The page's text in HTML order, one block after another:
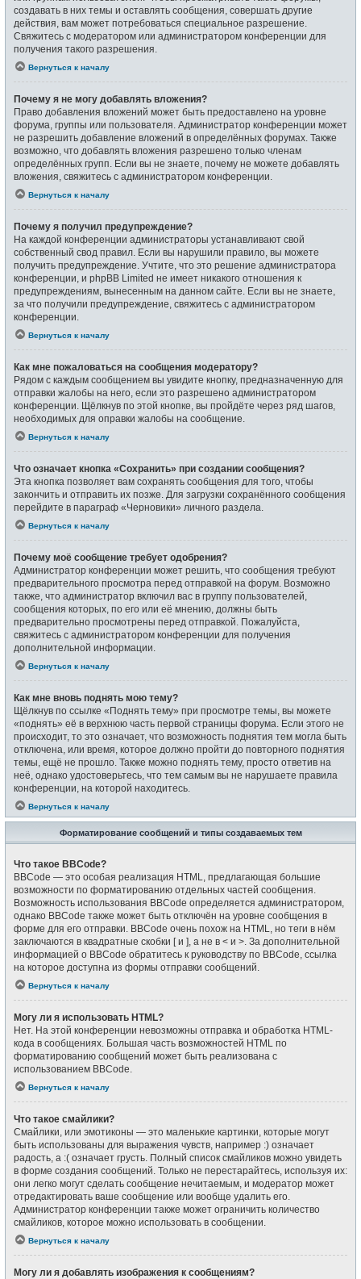
создавать в них темы и оставлять сообщения, совершать другие
действия, вам может потребоваться специальное разрешение.
Свяжитесь с модератором или администратором конференции для
получения такого разрешения.
Вернуться к началу
Почему я не могу добавлять вложения?
Право добавления вложений может быть предоставлено на уровне
форума, группы или пользователя. Администратор конференции может
не разрешить добавление вложений в определённых форумах. Также
возможно, что добавлять вложения разрешено только членам
определённых групп. Если вы не знаете, почему не можете добавлять
вложения, свяжитесь с администратором конференции.
Вернуться к началу
Почему я получил предупреждение?
На каждой конференции администраторы устанавливают свой
собственный свод правил. Если вы нарушили правило, вы можете
получить предупреждение. Учтите, что это решение администратора
конференции, и phpBB Limited не имеет никакого отношения к
предупреждениям, вынесенным на данном сайте. Если вы не знаете,
за что получили предупреждение, свяжитесь с администратором
конференции.
Вернуться к началу
Как мне пожаловаться на сообщения модератору?
Рядом с каждым сообщением вы увидите кнопку, предназначенную для
отправки жалобы на него, если это разрешено администратором
конференции. Щёлкнув по этой кнопке, вы пройдёте через ряд шагов,
необходимых для оправки жалобы на сообщение.
Вернуться к началу
Что означает кнопка «Сохранить» при создании сообщения?
Эта кнопка позволяет вам сохранять сообщения для того, чтобы
закончить и отправить их позже. Для загрузки сохранённого сообщения
перейдите в параграф «Черновики» личного раздела.
Вернуться к началу
Почему моё сообщение требует одобрения?
Администратор конференции может решить, что сообщения требуют
предварительного просмотра перед отправкой на форум. Возможно
также, что администратор включил вас в группу пользователей,
сообщения которых, по его или её мнению, должны быть
предварительно просмотрены перед отправкой. Пожалуйста,
свяжитесь с администратором конференции для получения
дополнительной информации.
Вернуться к началу
Как мне вновь поднять мою тему?
Щёлкнув по ссылке «Поднять тему» при просмотре темы, вы можете
«поднять» её в верхнюю часть первой страницы форума. Если этого не
происходит, то это означает, что возможность поднятия тем могла быть
отключена, или время, которое должно пройти до повторного поднятия
темы, ещё не прошло. Также можно поднять тему, просто ответив на
неё, однако удостоверьтесь, что тем самым вы не нарушаете правила
конференции, на которой находитесь.
Вернуться к началу
Форматирование сообщений и типы создаваемых тем
Что такое BBCode?
BBCode — это особая реализация HTML, предлагающая большие
возможности по форматированию отдельных частей сообщения.
Возможность использования BBCode определяется администратором,
однако BBCode также может быть отключён на уровне сообщения в
форме для его отправки. BBCode очень похож на HTML, но теги в нём
заключаются в квадратные скобки [ и ], а не в < и >. За дополнительной
информацией о BBCode обратитесь к руководству по BBCode, ссылка
на которое доступна из формы отправки сообщений.
Вернуться к началу
Могу ли я использовать HTML?
Нет. На этой конференции невозможны отправка и обработка HTML-
кода в сообщениях. Большая часть возможностей HTML по
форматированию сообщений может быть реализована с
использованием BBCode.
Вернуться к началу
Что такое смайлики?
Смайлики, или эмотиконы — это маленькие картинки, которые могут
быть использованы для выражения чувств, например :) означает
радость, а :( означает грусть. Полный список смайликов можно увидеть
в форме создания сообщений. Только не перестарайтесь, используя их:
они легко могут сделать сообщение нечитаемым, и модератор может
отредактировать ваше сообщение или вообще удалить его.
Администратор конференции также может ограничить количество
смайликов, которое можно использовать в сообщении.
Вернуться к началу
Могу ли я добавлять изображения к сообщениям?